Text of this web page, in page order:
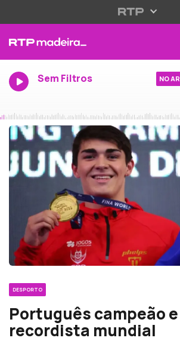
Sem Filtros NO AR
DESPORTO
Português campeão e
recordista mundial